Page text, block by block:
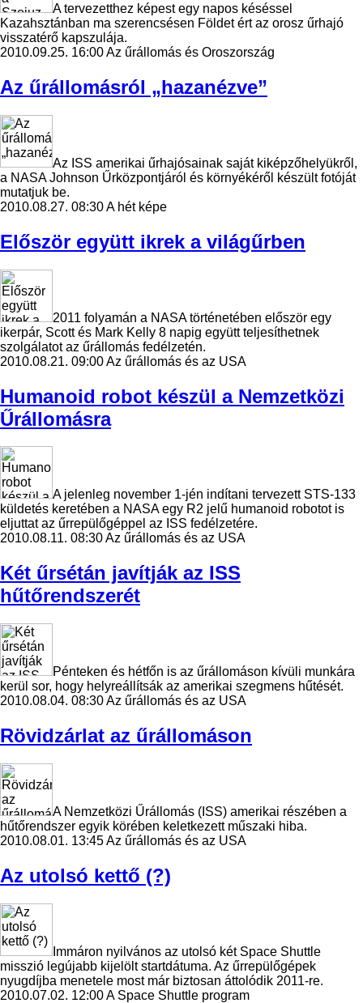
A tervezetthez képest egy napos késéssel
Kazahsztánban ma szerencsésen Földet ért az orosz űrhajó
visszatérő kapszulája.
2010.09.25. 16:00Az űrállomás és Oroszország
Az űrállomásról „hazanézve”
Az ISS amerikai űrhajósainak saját kiképzőhelyükről,
a NASA Johnson Űrközpontjáról és környékéről készült fotóját
mutatjuk be.
2010.08.27. 08:30A hét képe
Először együtt ikrek a világűrben
2011 folyamán a NASA történetében először egy
ikerpár, Scott és Mark Kelly 8 napig együtt teljesíthetnek
szolgálatot az űrállomás fedélzetén.
2010.08.21. 09:00Az űrállomás és az USA
Humanoid robot készül a Nemzetközi
Űrállomásra
A jelenleg november 1-jén indítani tervezett STS-133
küldetés keretében a NASA egy R2 jelű humanoid robotot is
eljuttat az űrrepülőgéppel az ISS fedélzetére.
2010.08.11. 08:30Az űrállomás és az USA
Két űrsétán javítják az ISS
hűtőrendszerét
Pénteken és hétfőn is az űrállomáson kívüli munkára
kerül sor, hogy helyreállítsák az amerikai szegmens hűtését.
2010.08.04. 08:30Az űrállomás és az USA
Rövidzárlat az űrállomáson
A Nemzetközi Űrállomás (ISS) amerikai részében a
hűtőrendszer egyik körében keletkezett műszaki hiba.
2010.08.01. 13:45Az űrállomás és az USA
Az utolsó kettő (?)
Immáron nyilvános az utolsó két Space Shuttle
misszió legújabb kijelölt startdátuma. Az űrrepülőgépek
nyugdíjba menetele most már biztosan áttolódik 2011-re.
2010.07.02. 12:00A Space Shuttle program